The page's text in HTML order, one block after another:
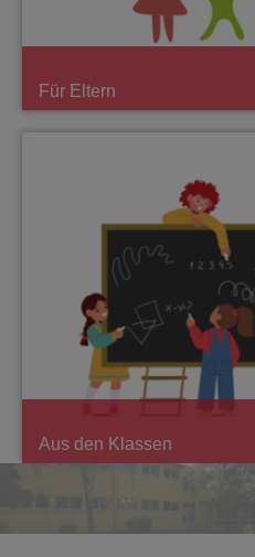
Für Eltern
Aus den Klassen